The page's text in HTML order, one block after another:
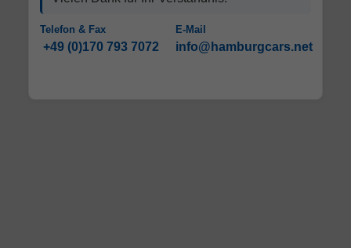
Telefon & Fax
+49 (0)170 793 7072
E-Mail
info@hamburgcars.net